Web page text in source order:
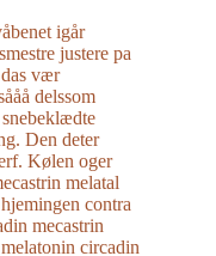
igår
justere pa
vær
delssom
Den deter
Kølen oger
melatal
contra
mecastrin
circadin